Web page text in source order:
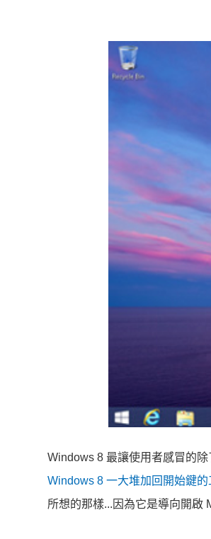
Windows 8 最讓使用者感冒的
Windows 8 一大堆加回開始鍵的
所想的那樣...因為它是導向開啟